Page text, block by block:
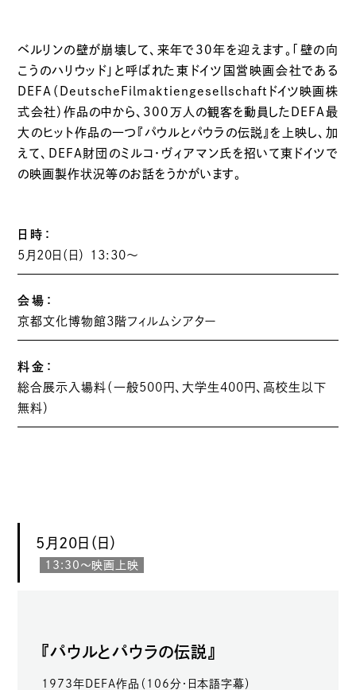
ベルリンの壁が崩壊して、来年で30年を迎えます。「壁の向
こうのハリウッド」と呼ばれた東ドイツ国営映画会社である
DEFA（DeutscheFilmaktiengesellschaftドイツ映画株
式会社）作品の中から、300万人の観客を動員したDEFA最
大のヒット作品の一つ『パウルとパウラの伝説』を上映し、加
えて、DEFA財団のミルコ・ヴィアマン氏を招いて東ドイツで
の映画製作状況等のお話をうかがいます。
日時：
5月20日（日） 13:30〜
会場：
京都文化博物館3階フィルムシアター
料金：
総合展示入場料（一般500円、大学生400円、高校生以下
無料）
5月20日（日）
13:30〜映画上映
『パウルとパウラの伝説』
1973年DEFA作品（106分・日本語字幕）